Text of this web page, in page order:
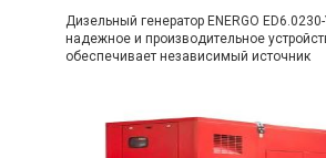
Дизельный генератор ENERGO
надежное и производительное
обеспечивает независимый источник